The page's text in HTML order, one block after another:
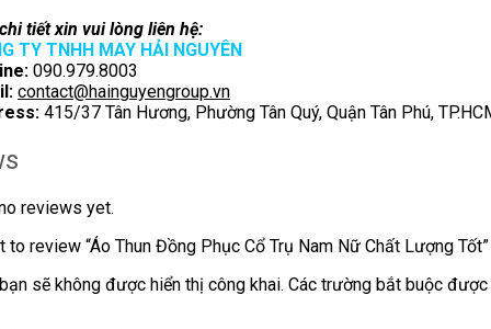
tiết xin vui lòng liên hệ:
TY TNHH MAY HẢI NGUYÊN
090.979.8003
contact@hainguyengroup.vn
415/37 Tân Hương, Phường Tân Quý, Quận Tân Phú,
reviews yet.
to review “Áo Thun Đồng Phục Cổ Trụ Nam Nữ Chất Lượng Tốt”
sẽ không được hiển thị công khai. Các trường bắt buộc được